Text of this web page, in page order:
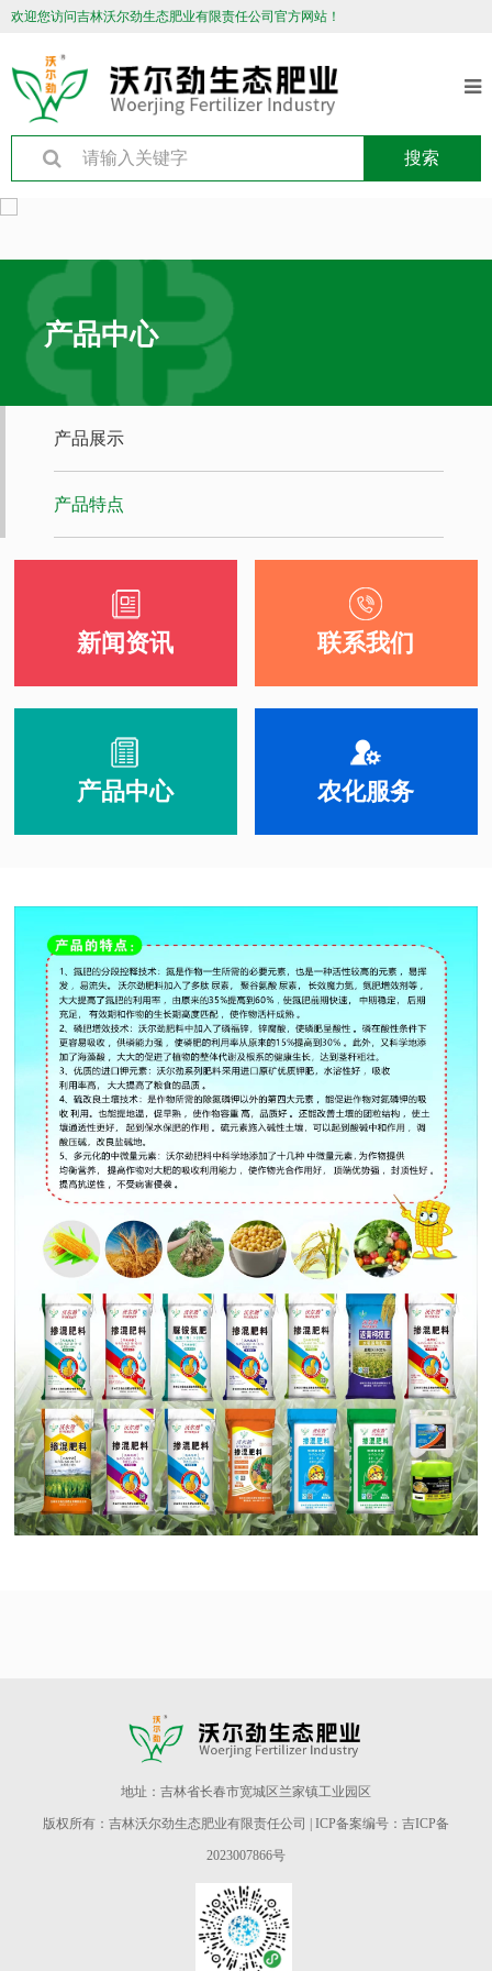
欢迎您访问吉林沃尔劲生态肥业有限责任公司官方网站！
搜索
产品中心
产品展示
产品特点
新闻资讯 联系我们
产品中心 农化服务
地址：吉林省长春市宽城区兰家镇工业园区
版权所有： 吉林沃尔劲生态肥业有限责任公司 | ICP备案编号：吉ICP备
2023007866号